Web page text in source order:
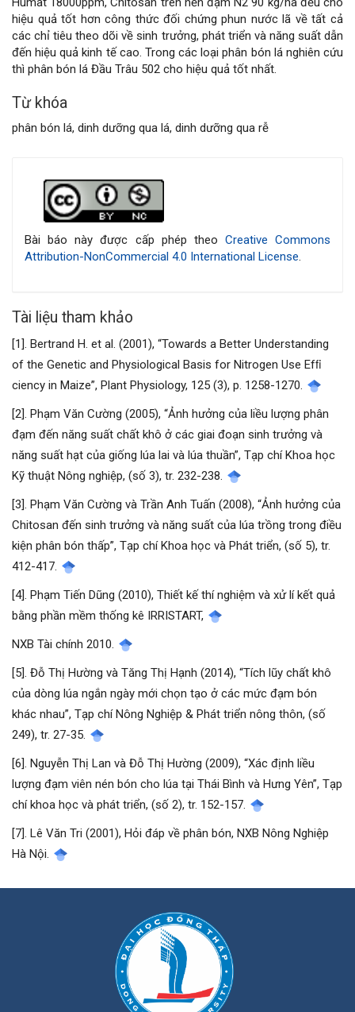
bài
viết
hiệu quả tốt hơn công thức đối chứng phun nước lã về tất cả
các chỉ tiêu theo dõi về sinh trưởng, phát triển và năng suất dẫn
đến hiệu quả kinh tế cao. Trong các loại phân bón lá nghiên cứu
thì phân bón lá Đầu Trâu 502 cho hiệu quả tốt nhất.
Từ khóa
phân bón lá, dinh dưỡng qua lá, dinh dưỡng qua rễ
bài
Bài báo này được cấp phép theo Creative Commons
Attribution-NonCommercial 4.0 International License.
Tài liệu tham khảo
[1]. Bertrand H. et al. (2001), “Towards a Better Understanding
of the Genetic and Physiological Basis for Nitrogen Use Efﬁ
ciency in Maize”, Plant Physiology, 125 (3), p. 1258-1270.
[2]. Phạm Văn Cường (2005), “Ảnh hưởng của liều lượng phân
đạm đến năng suất chất khô ở các giai đoạn sinh trưởng và
năng suất hạt của giống lúa lai và lúa thuần”, Tạp chí Khoa học
Kỹ thuật Nông nghiệp, (số 3), tr. 232-238.
[3]. Phạm Văn Cường và Trần Anh Tuấn (2008), “Ảnh hưởng của
Chitosan đến sinh trưởng và năng suất của lúa trồng trong điều
kiện phân bón thấp”, Tạp chí Khoa học và Phát triển, (số 5), tr.
412-417.
[4]. Phạm Tiến Dũng (2010), Thiết kế thí nghiệm và xử lí kết quả
bằng phần mềm thống kê IRRISTART,
NXB Tài chính 2010.
[5]. Đỗ Thị Hường và Tăng Thị Hạnh (2014), “Tích lũy chất khô
của dòng lúa ngắn ngày mới chọn tạo ở các mức đạm bón
khác nhau”, Tạp chí Nông Nghiệp & Phát triển nông thôn, (số
249), tr. 27-35.
[6]. Nguyễn Thị Lan và Đỗ Thị Hường (2009), “Xác định liều
lượng đạm viên nén bón cho lúa tại Thái Bình và Hưng Yên”, Tạp
chí khoa học và phát triển, (số 2), tr. 152-157.
[7]. Lê Văn Tri (2001), Hỏi đáp về phân bón, NXB Nông Nghiệp
Hà Nội.